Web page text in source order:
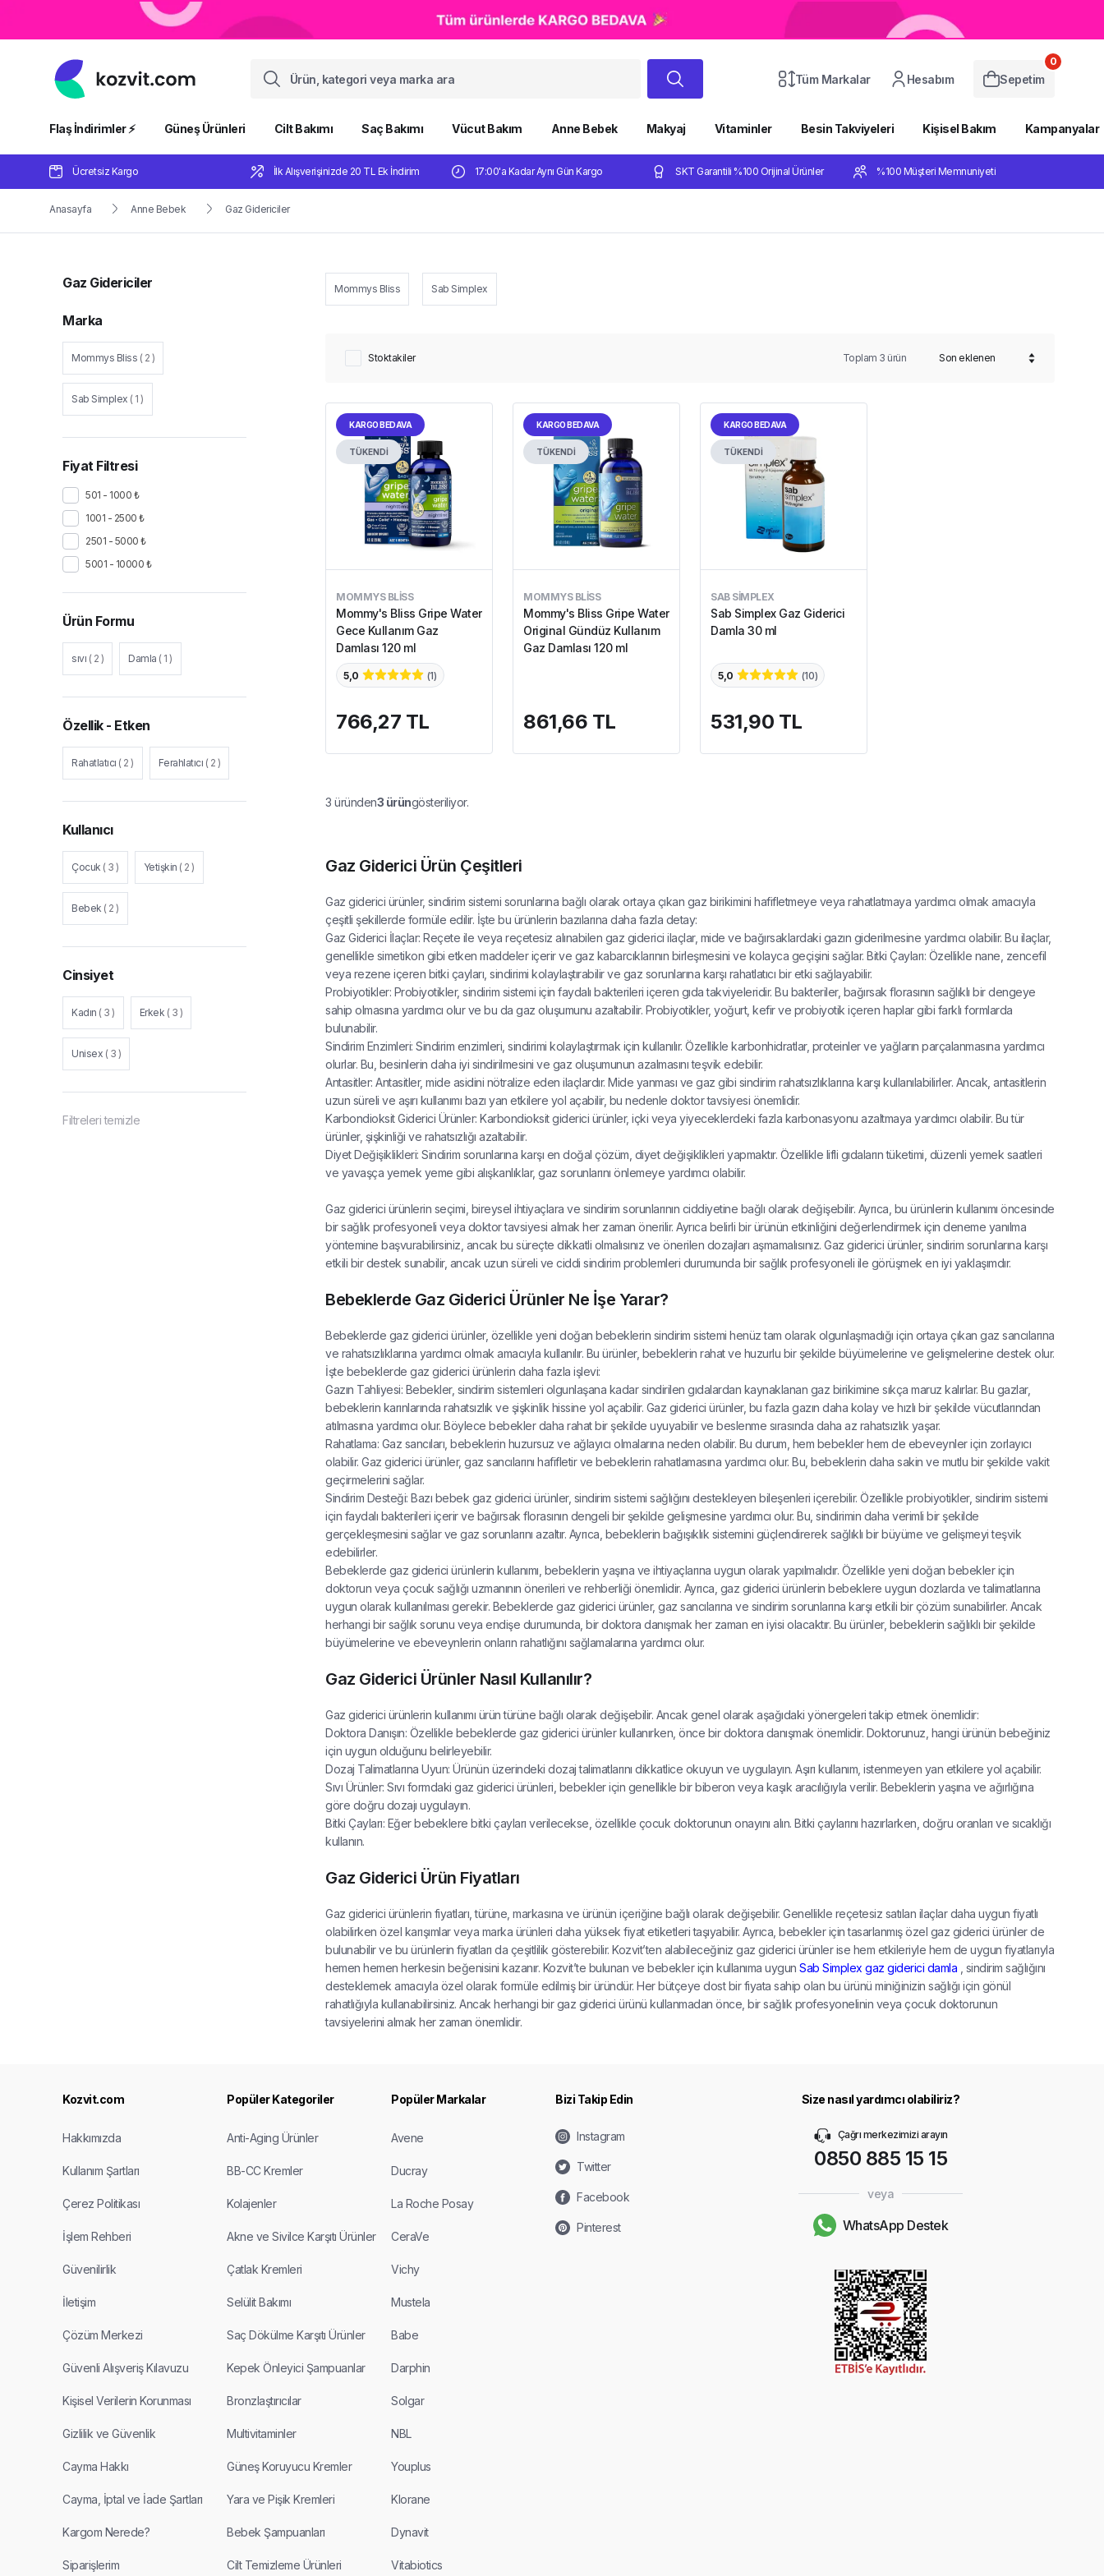
Tüm Markalar Hesabım Sepetim
0
Flaş İndirimler ⚡️ Güneş Ürünleri Cilt Bakımı Saç Bakımı Vücut Bakım Anne Bebek Makyaj Vitaminler Besin Takviyeleri Kişisel Bakım Kampanyalar
Ücretsiz Kargo İlk Alışverişinizde 20 TL Ek İndirim 17:00'a Kadar Aynı Gün Kargo SKT Garantili %100 Orijinal Ürünler %100 Müşteri Memnuniyeti
Anasayfa Anne Bebek Gaz Gidericiler
Gaz Gidericiler
Marka
Mommys Bliss ( 2 )
Sab Simplex ( 1 )
Fiyat Filtresi
501 - 1000 ₺
1001 - 2500 ₺
2501 - 5000 ₺
5001 - 10000 ₺
Ürün Formu
sıvı ( 2 ) Damla ( 1 )
Özellik - Etken
Rahatlatıcı ( 2 ) Ferahlatıcı ( 2 )
Kullanıcı
Çocuk ( 3 ) Yetişkin ( 2 )
Bebek ( 2 )
Cinsiyet
Kadın ( 3 ) Erkek ( 3 )
Unisex ( 3 )
Filtreleri temizle
Mommys Bliss Sab Simplex
Stoktakiler Toplam 3 ürün
KARGO BEDAVA
TÜKENDİ
MOMMYS BLISS
Mommy's Bliss Gripe Water
Gece Kullanım Gaz
Damlası 120 ml
5,0 (1)
766,27 TL
KARGO BEDAVA
TÜKENDİ
MOMMYS BLISS
Mommy's Bliss Gripe Water
Original Gündüz Kullanım
Gaz Damlası 120 ml
861,66 TL
KARGO BEDAVA
TÜKENDİ
SAB SIMPLEX
Sab Simplex Gaz Giderici
Damla 30 ml
5,0 (10)
531,90 TL
3 üründen3 ürüngösteriliyor.
Gaz Giderici Ürün Çeşitleri
Gaz giderici ürünler, sindirim sistemi sorunlarına bağlı olarak ortaya çıkan gaz birikimini hafifletmeye veya rahatlatmaya yardımcı olmak amacıyla
çeşitli şekillerde formüle edilir. İşte bu ürünlerin bazılarına daha fazla detay:
Gaz Giderici İlaçlar: Reçete ile veya reçetesiz alınabilen gaz giderici ilaçlar, mide ve bağırsaklardaki gazın giderilmesine yardımcı olabilir. Bu ilaçlar,
genellikle simetikon gibi etken maddeler içerir ve gaz kabarcıklarının birleşmesini ve kolayca geçişini sağlar. Bitki Çayları: Özellikle nane, zencefil
veya rezene içeren bitki çayları, sindirimi kolaylaştırabilir ve gaz sorunlarına karşı rahatlatıcı bir etki sağlayabilir.
Probiyotikler: Probiyotikler, sindirim sistemi için faydalı bakterileri içeren gıda takviyeleridir. Bu bakteriler, bağırsak florasının sağlıklı bir dengeye
sahip olmasına yardımcı olur ve bu da gaz oluşumunu azaltabilir. Probiyotikler, yoğurt, kefir ve probiyotik içeren haplar gibi farklı formlarda
bulunabilir.
Sindirim Enzimleri: Sindirim enzimleri, sindirimi kolaylaştırmak için kullanılır. Özellikle karbonhidratlar, proteinler ve yağların parçalanmasına yardımcı
olurlar. Bu, besinlerin daha iyi sindirilmesini ve gaz oluşumunun azalmasını teşvik edebilir.
Antasitler: Antasitler, mide asidini nötralize eden ilaçlardır. Mide yanması ve gaz gibi sindirim rahatsızlıklarına karşı kullanılabilirler. Ancak, antasitlerin
uzun süreli ve aşırı kullanımı bazı yan etkilere yol açabilir, bu nedenle doktor tavsiyesi önemlidir.
Karbondioksit Giderici Ürünler: Karbondioksit giderici ürünler, içki veya yiyeceklerdeki fazla karbonasyonu azaltmaya yardımcı olabilir. Bu tür
ürünler, şişkinliği ve rahatsızlığı azaltabilir.
Diyet Değişiklikleri: Sindirim sorunlarına karşı en doğal çözüm, diyet değişiklikleri yapmaktır. Özellikle lifli gıdaların tüketimi, düzenli yemek saatleri
ve yavaşça yemek yeme gibi alışkanlıklar, gaz sorunlarını önlemeye yardımcı olabilir.
Gaz giderici ürünlerin seçimi, bireysel ihtiyaçlara ve sindirim sorunlarının ciddiyetine bağlı olarak değişebilir. Ayrıca, bu ürünlerin kullanımı öncesinde
bir sağlık profesyoneli veya doktor tavsiyesi almak her zaman önerilir. Ayrıca belirli bir ürünün etkinliğini değerlendirmek için deneme yanılma
yöntemine başvurabilirsiniz, ancak bu süreçte dikkatli olmalısınız ve önerilen dozajları aşmamalısınız. Gaz giderici ürünler, sindirim sorunlarına karşı
etkili bir destek sunabilir, ancak uzun süreli ve ciddi sindirim problemleri durumunda bir sağlık profesyoneli ile görüşmek en iyi yaklaşımdır.
Bebeklerde Gaz Giderici Ürünler Ne İşe Yarar?
Bebeklerde gaz giderici ürünler, özellikle yeni doğan bebeklerin sindirim sistemi henüz tam olarak olgunlaşmadığı için ortaya çıkan gaz sancılarına
ve rahatsızlıklarına yardımcı olmak amacıyla kullanılır. Bu ürünler, bebeklerin rahat ve huzurlu bir şekilde büyümelerine ve gelişmelerine destek olur.
İşte bebeklerde gaz giderici ürünlerin daha fazla işlevi:
Gazın Tahliyesi: Bebekler, sindirim sistemleri olgunlaşana kadar sindirilen gıdalardan kaynaklanan gaz birikimine sıkça maruz kalırlar. Bu gazlar,
bebeklerin karınlarında rahatsızlık ve şişkinlik hissine yol açabilir. Gaz giderici ürünler, bu fazla gazın daha kolay ve hızlı bir şekilde vücutlarından
atılmasına yardımcı olur. Böylece bebekler daha rahat bir şekilde uyuyabilir ve beslenme sırasında daha az rahatsızlık yaşar.
Rahatlama: Gaz sancıları, bebeklerin huzursuz ve ağlayıcı olmalarına neden olabilir. Bu durum, hem bebekler hem de ebeveynler için zorlayıcı
olabilir. Gaz giderici ürünler, gaz sancılarını hafifletir ve bebeklerin rahatlamasına yardımcı olur. Bu, bebeklerin daha sakin ve mutlu bir şekilde vakit
geçirmelerini sağlar.
Sindirim Desteği: Bazı bebek gaz giderici ürünler, sindirim sistemi sağlığını destekleyen bileşenleri içerebilir. Özellikle probiyotikler, sindirim sistemi
için faydalı bakterileri içerir ve bağırsak florasının dengeli bir şekilde gelişmesine yardımcı olur. Bu, sindirimin daha verimli bir şekilde
gerçekleşmesini sağlar ve gaz sorunlarını azaltır. Ayrıca, bebeklerin bağışıklık sistemini güçlendirerek sağlıklı bir büyüme ve gelişmeyi teşvik
edebilirler.
Bebeklerde gaz giderici ürünlerin kullanımı, bebeklerin yaşına ve ihtiyaçlarına uygun olarak yapılmalıdır. Özellikle yeni doğan bebekler için
doktorun veya çocuk sağlığı uzmanının önerileri ve rehberliği önemlidir. Ayrıca, gaz giderici ürünlerin bebeklere uygun dozlarda ve talimatlarına
uygun olarak kullanılması gerekir. Bebeklerde gaz giderici ürünler, gaz sancılarına ve sindirim sorunlarına karşı etkili bir çözüm sunabilirler. Ancak
herhangi bir sağlık sorunu veya endişe durumunda, bir doktora danışmak her zaman en iyisi olacaktır. Bu ürünler, bebeklerin sağlıklı bir şekilde
büyümelerine ve ebeveynlerin onların rahatlığını sağlamalarına yardımcı olur.
Gaz Giderici Ürünler Nasıl Kullanılır?
Gaz giderici ürünlerin kullanımı ürün türüne bağlı olarak değişebilir. Ancak genel olarak aşağıdaki yönergeleri takip etmek önemlidir:
Doktora Danışın: Özellikle bebeklerde gaz giderici ürünler kullanırken, önce bir doktora danışmak önemlidir. Doktorunuz, hangi ürünün bebeğiniz
için uygun olduğunu belirleyebilir.
Dozaj Talimatlarına Uyun: Ürünün üzerindeki dozaj talimatlarını dikkatlice okuyun ve uygulayın. Aşırı kullanım, istenmeyen yan etkilere yol açabilir.
Sıvı Ürünler: Sıvı formdaki gaz giderici ürünleri, bebekler için genellikle bir biberon veya kaşık aracılığıyla verilir. Bebeklerin yaşına ve ağırlığına
göre doğru dozajı uygulayın.
Bitki Çayları: Eğer bebeklere bitki çayları verilecekse, özellikle çocuk doktorunun onayını alın. Bitki çaylarını hazırlarken, doğru oranları ve sıcaklığı
kullanın.
Gaz Giderici Ürün Fiyatları
Gaz giderici ürünlerin fiyatları, türüne, markasına ve ürünün içeriğine bağlı olarak değişebilir. Genellikle reçetesiz satılan ilaçlar daha uygun fiyatlı
olabilirken özel karışımlar veya marka ürünleri daha yüksek fiyat etiketleri taşıyabilir. Ayrıca, bebekler için tasarlanmış özel gaz giderici ürünler de
bulunabilir ve bu ürünlerin fiyatları da çeşitlilik gösterebilir. Kozvit’ten alabileceğiniz gaz giderici ürünler ise hem etkileriyle hem de uygun fiyatlarıyla
hemen hemen herkesin beğenisini kazanır. Kozvit’te bulunan ve bebekler için kullanıma uygun Sab Simplex gaz giderici damla
, sindirim sağlığını
desteklemek amacıyla özel olarak formüle edilmiş bir üründür. Her bütçeye dost bir fiyata sahip olan bu ürünü miniğinizin sağlığı için gönül
rahatlığıyla kullanabilirsiniz. Ancak herhangi bir gaz giderici ürünü kullanmadan önce, bir sağlık profesyonelinin veya çocuk doktorunun
tavsiyelerini almak her zaman önemlidir.
Kozvit.com
Hakkımızda
Kullanım Şartları
Çerez Politikası
İşlem Rehberi
Güvenilirlik
İletişim
Çözüm Merkezi
Güvenli Alışveriş Kılavuzu
Kişisel Verilerin Korunması
Gizlilik ve Güvenlik
Cayma Hakkı
Cayma, İptal ve İade Şartları
Kargom Nerede?
Siparişlerim
Popüler Kategoriler
Anti-Aging Ürünler
BB-CC Kremler
Kolajenler
Akne ve Sivilce Karşıtı Ürünler
Çatlak Kremleri
Selülit Bakımı
Saç Dökülme Karşıtı Ürünler
Kepek Önleyici Şampuanlar
Bronzlaştırıcılar
Multivitaminler
Güneş Koruyucu Kremler
Yara ve Pişik Kremleri
Bebek Şampuanları
Cilt Temizleme Ürünleri
Popüler Markalar
Avene
Ducray
La Roche Posay
CeraVe
Vichy
Mustela
Babe
Darphin
Solgar
NBL
Youplus
Klorane
Dynavit
Vitabiotics
Bizi Takip Edin
Instagram
Twitter
Facebook
Pinterest
Size nasıl yardımcı olabiliriz?
Çağrı merkezimizi arayın
0850 885 15 15
veya
WhatsApp Destek